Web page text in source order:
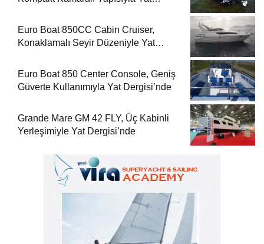
Euro Boat 850CC Cabin Cruiser,
Konaklamalı Seyir Düzeniyle Yat
Euro Boat 850 Center Console, Geniş
Güverte Kullanımıyla Yat Dergisi’nde
Grande Mare GM 42 FLY, Üç Kabinli
Yerleşimiyle Yat Dergisi’nde